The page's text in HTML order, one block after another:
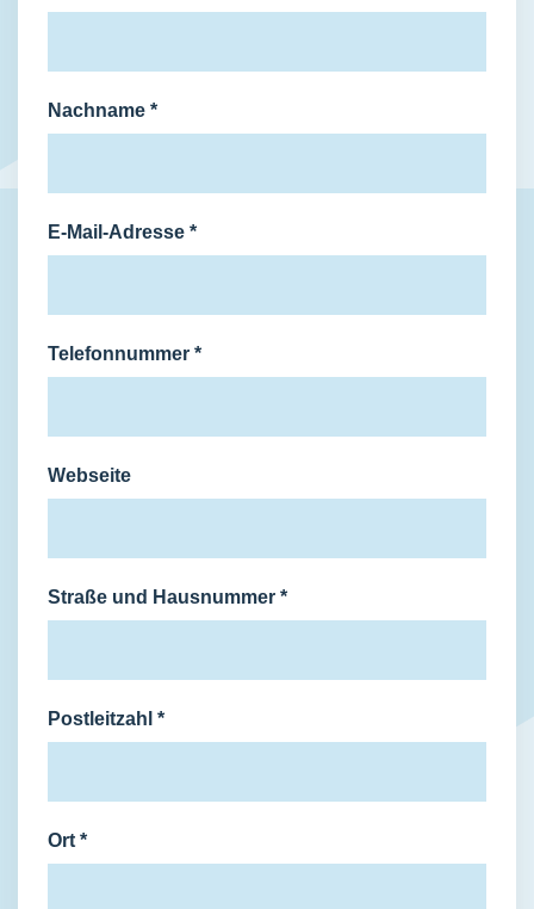
Nachname *
E-Mail-Adresse *
Telefonnummer *
Webseite
Straße und Hausnummer *
Postleitzahl *
Ort *